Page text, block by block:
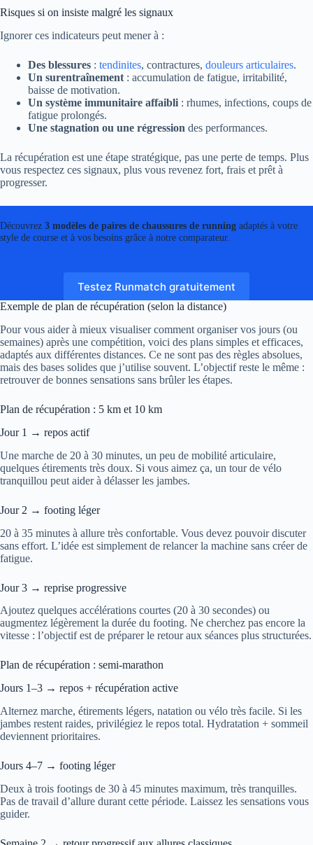
Risques si on insiste malgré les signaux
Ignorer ces indicateurs peut mener à :
Des blessures : tendinites, contractures, douleurs articulaires.
Un surentraînement : accumulation de fatigue, irritabilité,
baisse de motivation.
Un système immunitaire affaibli : rhumes, infections, coups de
fatigue prolongés.
Une stagnation ou une régression des performances.
La récupération est une étape stratégique, pas une perte de temps. Plus
vous respectez ces signaux, plus vous revenez fort, frais et prêt à
progresser.
Découvrez 3 modèles de paires de chaussures de running adaptés à votre
style de course et à vos besoins grâce à notre comparateur.
Testez Runmatch gratuitement
Exemple de plan de récupération (selon la distance)
Pour vous aider à mieux visualiser comment organiser vos jours (ou
semaines) après une compétition, voici des plans simples et efficaces,
adaptés aux différentes distances. Ce ne sont pas des règles absolues,
mais des bases solides que j’utilise souvent. L’objectif reste le même :
retrouver de bonnes sensations sans brûler les étapes.
Plan de récupération : 5 km et 10 km
Jour 1 → repos actif
Une marche de 20 à 30 minutes, un peu de mobilité articulaire,
quelques étirements très doux. Si vous aimez ça, un tour de vélo
tranquillou peut aider à délasser les jambes.
Jour 2 → footing léger
20 à 35 minutes à allure très confortable. Vous devez pouvoir discuter
sans effort. L’idée est simplement de relancer la machine sans créer de
fatigue.
Jour 3 → reprise progressive
Ajoutez quelques accélérations courtes (20 à 30 secondes) ou
augmentez légèrement la durée du footing. Ne cherchez pas encore la
vitesse : l’objectif est de préparer le retour aux séances plus structurées.
Plan de récupération : semi-marathon
Jours 1–3 → repos + récupération active
Alternez marche, étirements légers, natation ou vélo très facile. Si les
jambes restent raides, privilégiez le repos total. Hydratation + sommeil
deviennent prioritaires.
Jours 4–7 → footing léger
Deux à trois footings de 30 à 45 minutes maximum, très tranquilles.
Pas de travail d’allure durant cette période. Laissez les sensations vous
guider.